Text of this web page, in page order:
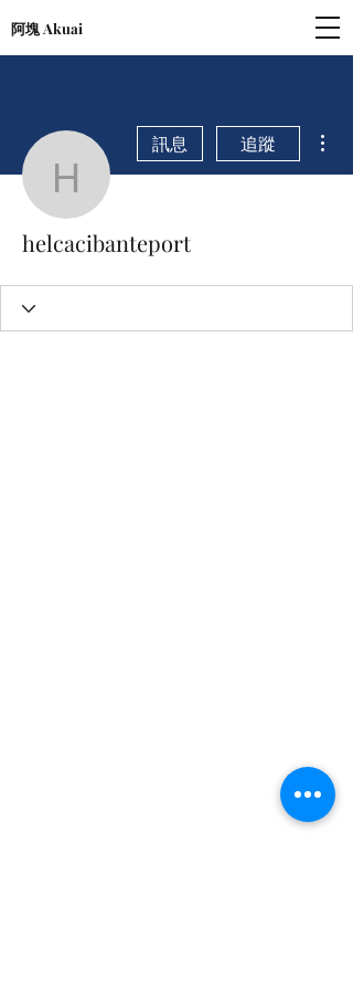
阿塊 Akuai
helcacibanteport
訊息 追蹤
helcacibanteport